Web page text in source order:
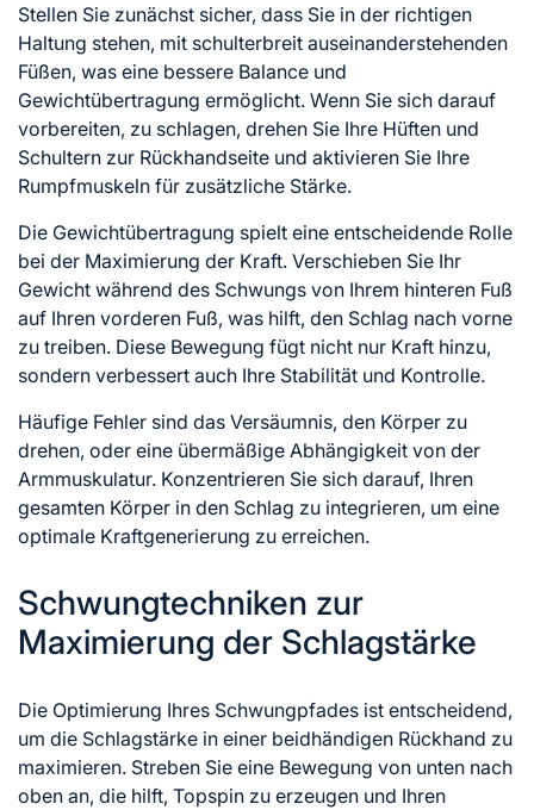
Stellen Sie zunächst sicher, dass Sie in der richtigen
Haltung stehen, mit schulterbreit auseinanderstehenden
Füßen, was eine bessere Balance und
Gewichtübertragung ermöglicht. Wenn Sie sich darauf
vorbereiten, zu schlagen, drehen Sie Ihre Hüften und
Schultern zur Rückhandseite und aktivieren Sie Ihre
Rumpfmuskeln für zusätzliche Stärke.
Die Gewichtübertragung spielt eine entscheidende Rolle
bei der Maximierung der Kraft. Verschieben Sie Ihr
Gewicht während des Schwungs von Ihrem hinteren Fuß
auf Ihren vorderen Fuß, was hilft, den Schlag nach vorne
zu treiben. Diese Bewegung fügt nicht nur Kraft hinzu,
sondern verbessert auch Ihre Stabilität und Kontrolle.
Häufige Fehler sind das Versäumnis, den Körper zu
drehen, oder eine übermäßige Abhängigkeit von der
Armmuskulatur. Konzentrieren Sie sich darauf, Ihren
gesamten Körper in den Schlag zu integrieren, um eine
optimale Kraftgenerierung zu erreichen.
Schwungtechniken zur
Maximierung der Schlagstärke
Die Optimierung Ihres Schwungpfades ist entscheidend,
um die Schlagstärke in einer beidhändigen Rückhand zu
maximieren. Streben Sie eine Bewegung von unten nach
oben an, die hilft, Topspin zu erzeugen und Ihren